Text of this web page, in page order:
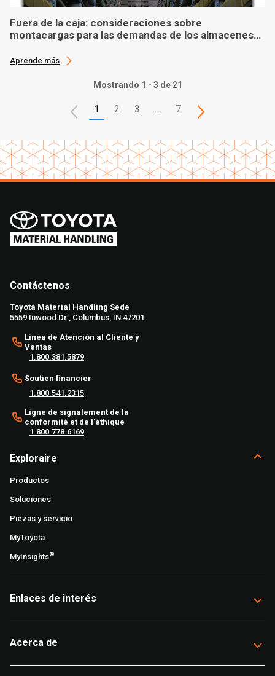
Fuera de la caja: consideraciones sobre
montacargas para las demandas de los almacenes
Aprende más
Mostrando 1 - 3 de 21
1 2 3 … 7
Contáctenos
Toyota Material Handling Sede
5559 Inwood Dr., Columbus, IN 47201
Línea de Atención al Cliente y
Ventas
1.800.381.5879
Soutien financier
1.800.541.2315
Ligne de signalement de la
conformité et de l'éthique
1.800.778.6169
Exploraire
Productos
Soluciones
Piezas y servicio
MyToyota
MyInsights®
Enlaces de interés
Acerca de